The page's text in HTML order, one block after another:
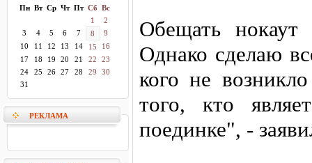
Пн Вт Ср Чт Пт Сб Вс
1
2
3
4 5 6 7 8
9
10
11 12 13 14 15
16
17
18 19 20 21 22
23
24
25 26 27 28 29
30
31
РЕКЛАМА
Обещать
Однако сделаю
кого не
того, кто
поединке", -